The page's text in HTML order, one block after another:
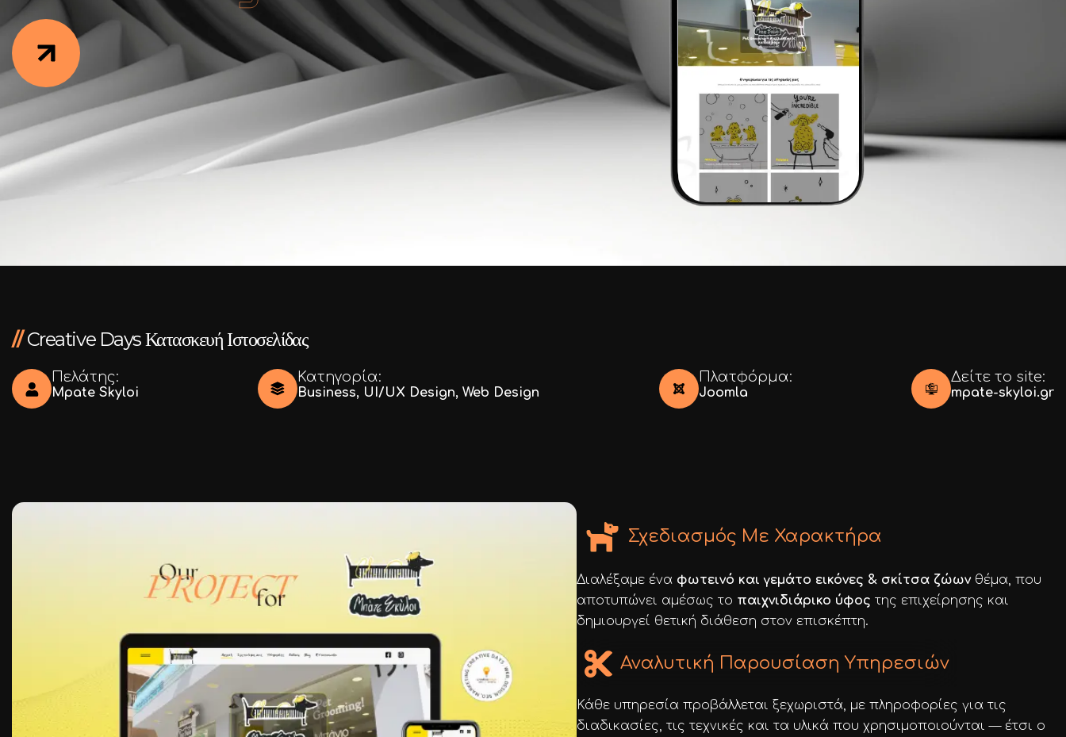
//Creative Days Κατασκευή Ιστοσελίδας
Πελάτης:
Mpate Skyloi
Κατηγορία:
Business, UI/UX Design,Web Design
Πλατφόρμα:
Joomla
Δείτε το site:
mpate-skyloi.gr
Σχεδιασμός Με Χαρακτήρα
Διαλέξαμε ένα φωτεινό και γεμάτο εικόνες & σκίτσα ζώωνθέμα, που
αποτυπώνει αμέσως το παιχνιδιάρικο ύφος της επιχείρησης και
δημιουργεί θετική διάθεση στον επισκέπτη.
Αναλυτική Παρουσίαση Υπηρεσιών
Κάθε υπηρεσία προβάλλεται ξεχωριστά, με πληροφορίες για τις
διαδικασίες, τις τεχνικές και τα υλικά που χρησιμοποιούνται — έτσι ο
Facebook
Instagram
LinkedIn
434378